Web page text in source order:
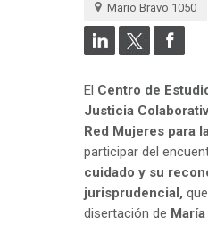
Mario Bravo 1050
El Centro de
Justicia
Red Mujeres para
participar del
cuidado y su
jurisprudencial,
disertación de